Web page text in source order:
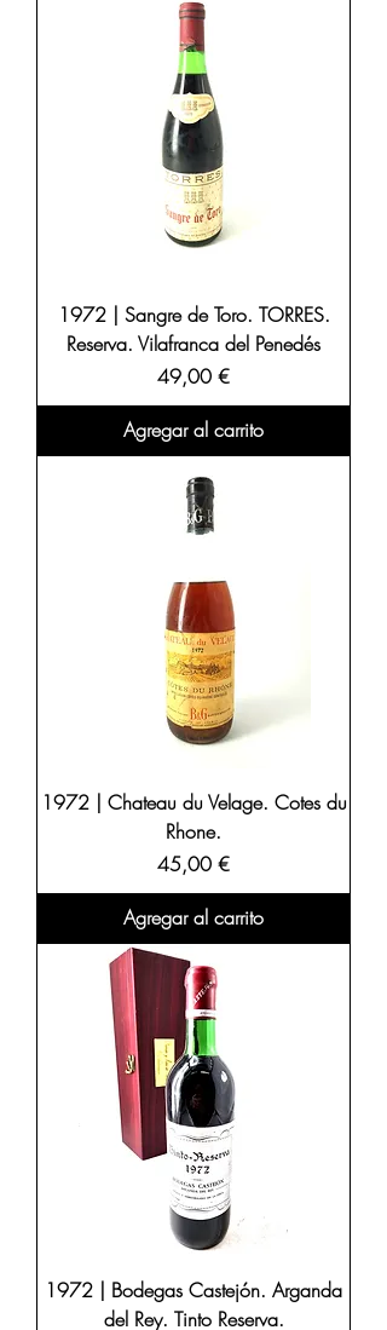
1972 | Sangre de Toro. TORRES.
Reserva. Vilafranca del Penedés
Precio
49,00 €
Agregar al carrito
1972 | Chateau du Velage. Cotes du
Rhone.
Precio
45,00 €
Agregar al carrito
1972 | Bodegas Castejón. Arganda
del Rey. Tinto Reserva.